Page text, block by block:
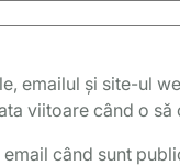
emailul și site-ul
viitoare când o să
când sunt